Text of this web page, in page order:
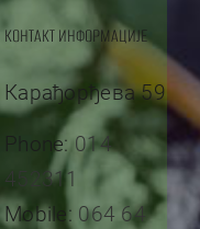
КОНТАКТ ИНФОРМАЦИЈЕ
Карађорђева 59
Phone:014
452311
Mobile: 064 64